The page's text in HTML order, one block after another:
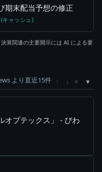
期末配当予想の修正
キャッシュ)
算関連の主要開示には AI による要
より直近15件 ↑ ↓ ×
オプテックス」 - びわ